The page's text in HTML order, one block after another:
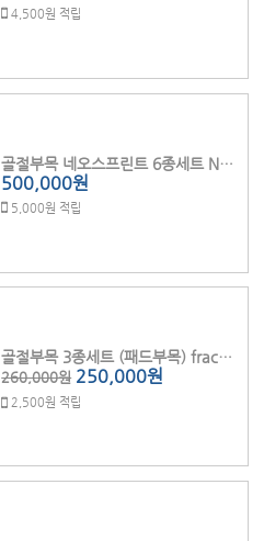
4,500원 적립
골절부목 네오스프린트 6종세트 NS07A
500,000원
5,000원 적립
골절부목 3종세트 (패드부목) frac-splint
260,000원 250,000원
2,500원 적립